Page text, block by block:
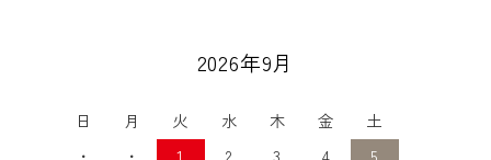
2026年9月
日 月 火 水 木 金
土
・
・ 1 2 3 4
5